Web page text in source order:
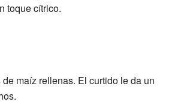
toque cítrico.
maíz rellenas. El curtido le da un